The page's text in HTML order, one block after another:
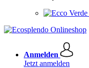
Anmelden
Jetzt anmelden